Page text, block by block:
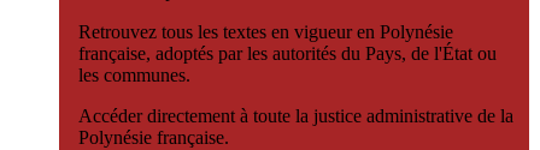
Retrouvez tous les textes en vigueur en Polynésie
française, adoptés par les autorités du Pays, de l'État ou
les communes.
Accéder directement à toute la justice administrative de la
Polynésie française.